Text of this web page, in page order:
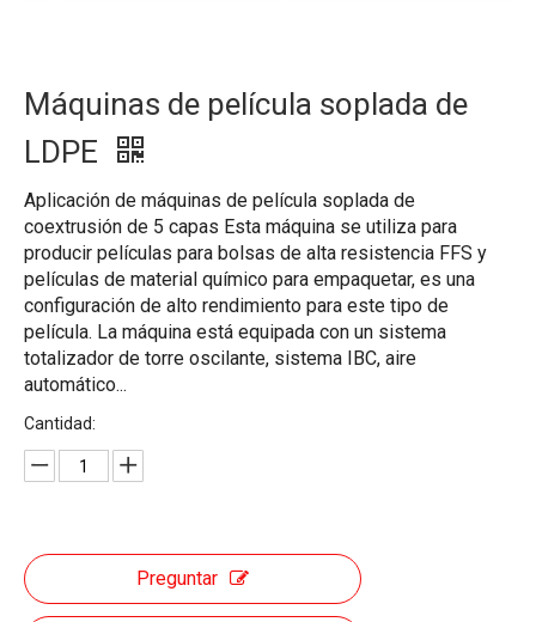
Máquinas de película soplada de
LDPE
Aplicación de máquinas de película soplada de
coextrusión de 5 capas Esta máquina se utiliza para
producir películas para bolsas de alta resistencia FFS y
películas de material químico para empaquetar, es una
configuración de alto rendimiento para este tipo de
película. La máquina está equipada con un sistema
totalizador de torre oscilante, sistema IBC, aire
automático...
Cantidad:
Preguntar